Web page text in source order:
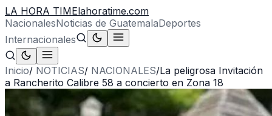
LA HORA TIMElahoratime.com
NacionalesNoticias de GuatemalaDeportes
Internacionales
Inicio/ NOTICIAS/ NACIONALES/La peligrosa Invitación
a Rancherito Calibre 58 a concierto en Zona 18